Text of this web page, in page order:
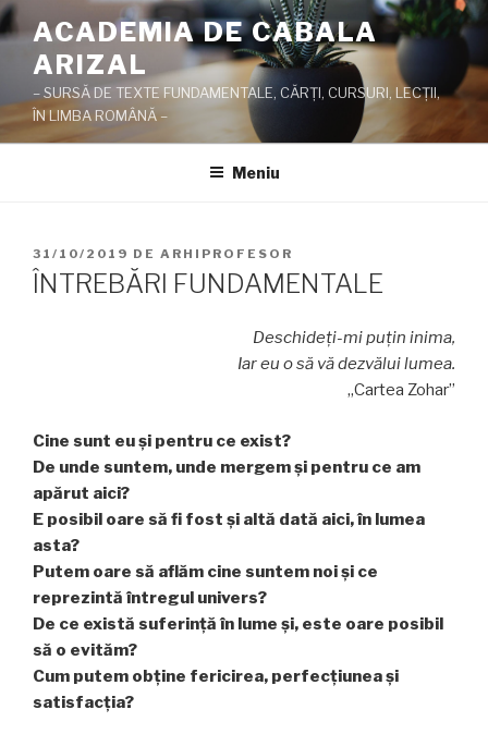
Sari
la
conținut
ACADEMIA DE CABALA
ARIZAL
– SURSĂ DE TEXTE FUNDAMENTALE, CĂRŢI, CURSURI, LECŢII,
ÎN LIMBA ROMÂNĂ –
Meniu
PUBLICAT
PE
31/10/2019 DE ARHIPROFESOR
ÎNTREBĂRI FUNDAMENTALE
Deschideţi-mi puţin inima,
Iar eu o să vă dezvălui lumea.
„Cartea Zohar”
Cine sunt eu şi pentru ce exist?
De unde suntem, unde mergem şi pentru ce am
apărut aici?
E posibil oare să fi fost şi altă dată aici, în lumea
asta?
Putem oare să aflăm cine suntem noi şi ce
reprezintă întregul univers?
De ce există suferinţă în lume şi, este oare posibil
să o evităm?
Cum putem obţine fericirea, perfecţiunea şi
satisfacţia?